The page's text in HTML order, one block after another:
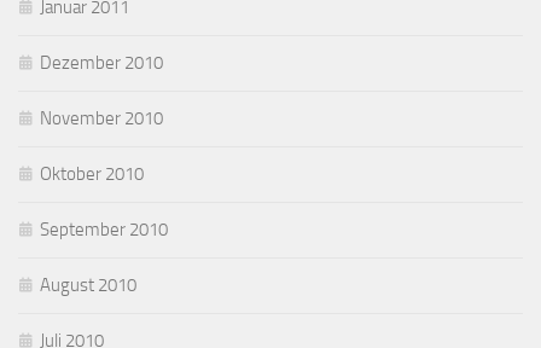
Januar 2011
Dezember 2010
November 2010
Oktober 2010
September 2010
August 2010
Juli 2010